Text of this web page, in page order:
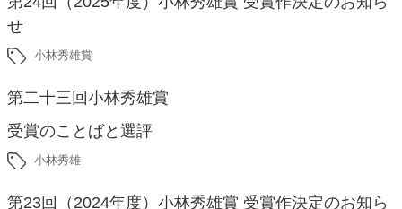
せ
小林秀雄賞
第二十三回小林秀雄賞
受賞のことばと選評
小林秀雄
第23回（2024年度）小林秀雄賞 受賞作決定のお知ら